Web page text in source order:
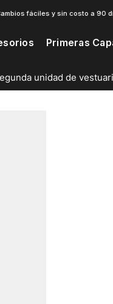
fáciles y sin costo a 90
Primeras
unidad de